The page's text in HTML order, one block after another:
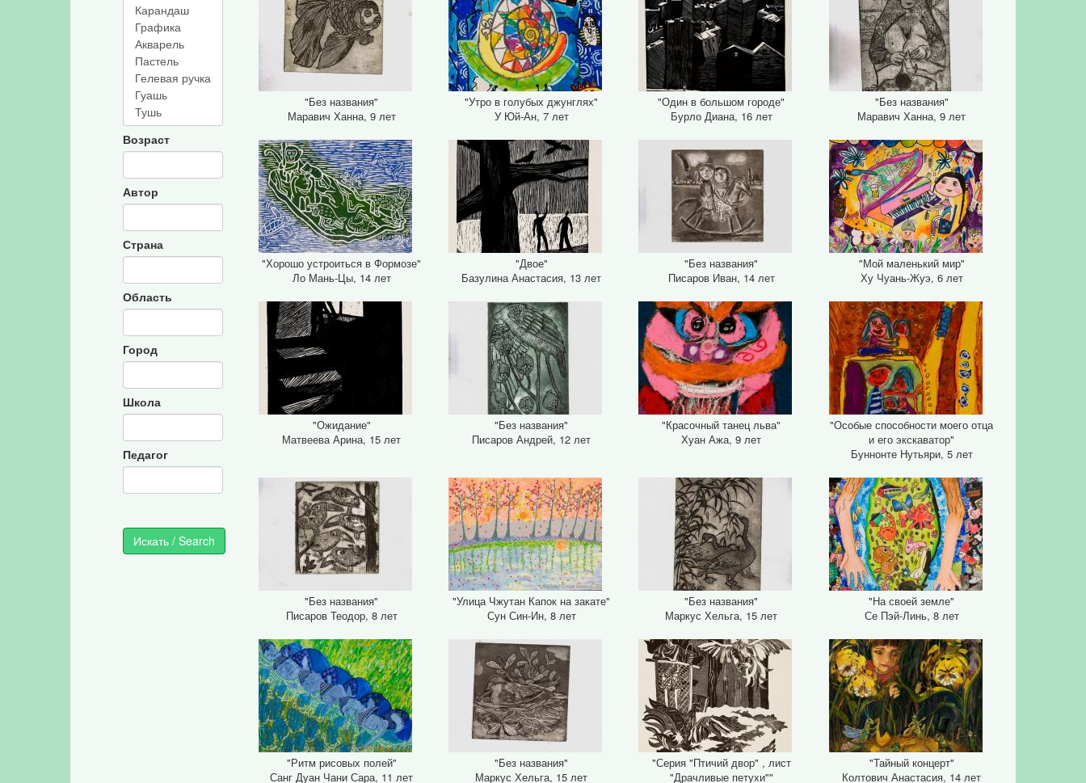
Возраст
Автор
Страна
Область
Город
Школа
Педагог
"Без названия"
Маравич Ханна, 9 лет
"Утро в голубых джунглях"
У Юй-Ан, 7 лет
"Один в большом городе"
Бурло Диана, 16 лет
"Без названия"
Маравич Ханна, 9 лет
"Хорошо устроиться в Формозе"
Ло Мань-Цы, 14 лет
"Двое"
Базулина Анастасия, 13 лет
"Без названия"
Писаров Иван, 14 лет
"Мой маленький мир"
Ху Чуань-Жуэ, 6 лет
"Ожидание"
Матвеева Арина, 15 лет
"Без названия"
Писаров Андрей, 12 лет
"Красочный танец льва"
Хуан Ажа, 9 лет
"Особые способности моего отца
и его экскаватор"
Буннонте Нутьяри, 5 лет
"Без названия"
Писаров Теодор, 8 лет
"Улица Чжутан Капок на закате"
Сун Син-Ин, 8 лет
"Без названия"
Маркус Хельга, 15 лет
"На своей земле"
Се Пэй-Линь, 8 лет
"Ритм рисовых полей"
Санг Дуан Чани Сара, 11 лет
"Без названия"
Маркус Хельга, 15 лет
"Серия "Птичий двор" , лист
"Драчливые петухи""
"Тайный концерт"
Колтович Анастасия, 14 лет